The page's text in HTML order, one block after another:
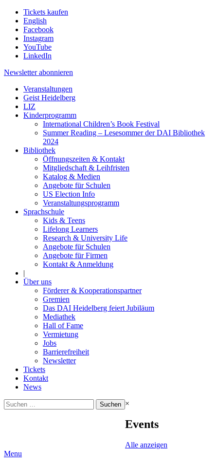
Tickets kaufen
English
Facebook
Instagram
YouTube
LinkedIn
Newsletter abonnieren
Veranstaltungen
Geist Heidelberg
LIZ
Kinderprogramm
International Children’s Book Festival
Summer Reading – Lesesommer der DAI Bibliothek
2024
Bibliothek
Öffnungszeiten & Kontakt
Mitgliedschaft & Leihfristen
Katalog & Medien
Angebote für Schulen
US Election Info
Veranstaltungsprogramm
Sprachschule
Kids & Teens
Lifelong Learners
Research & University Life
Angebote für Schulen
Angebote für Firmen
Kontakt & Anmeldung
|
Über uns
Förderer & Kooperationspartner
Gremien
Das DAI Heidelberg feiert Jubiläum
Mediathek
Hall of Fame
Vermietung
Jobs
Barrierefreiheit
Newsletter
Tickets
Kontakt
News
Suchen
nach:
×
Events
Alle anzeigen
Menu